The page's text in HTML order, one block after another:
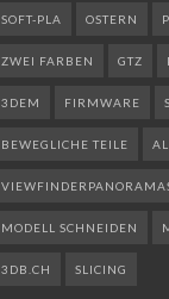
SOFT-PLA OSTERN
ZWEI FARBEN GTZ
3DEM FIRMWARE
BEWEGLICHE TEILE
MODELL SCHNEIDEN
3DB.CH SLICING